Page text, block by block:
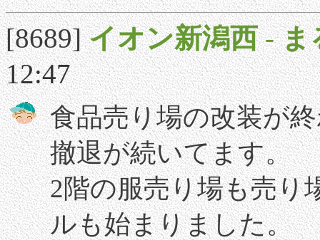
[8689]イオン新潟西-ま
12:47
食品売り場の改装が
撤退が続いてます。
2階の服売り場も売り
ルも始まりました。